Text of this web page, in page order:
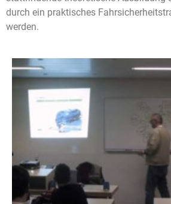
durch ein praktisches
werden.